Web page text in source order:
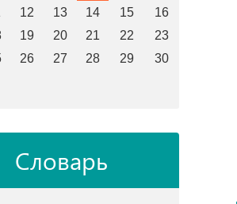
12 13 14 15
16
19 20 21 22
23
26 27 28 29
30
Словарь